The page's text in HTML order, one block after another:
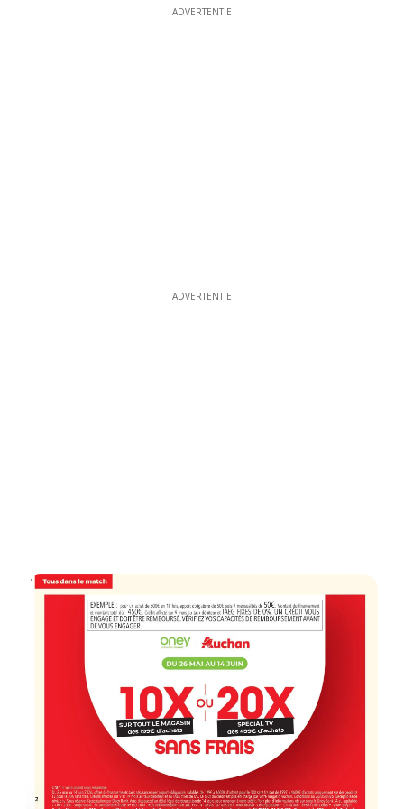
ADVERTENTIE
ADVERTENTIE